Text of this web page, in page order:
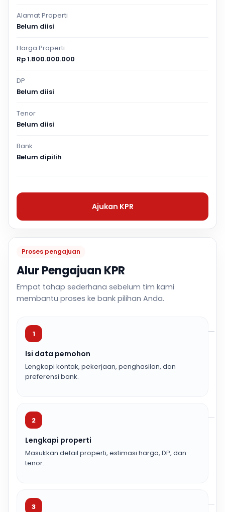
Proses pengajuan
Alur Pengajuan KPR
Empat tahap sederhana sebelum tim kami
membantu proses ke bank pilihan Anda.
1
Isi data pemohon
Lengkapi kontak, pekerjaan, penghasilan, dan
preferensi bank.
2
Lengkapi properti
Masukkan detail properti, estimasi harga, DP, dan
tenor.
3
Alamat Properti
Belum diisi
Harga Properti
Rp 1.800.000.000
DP
Belum diisi
Tenor
Belum diisi
Bank
Belum dipilih
Ajukan KPR